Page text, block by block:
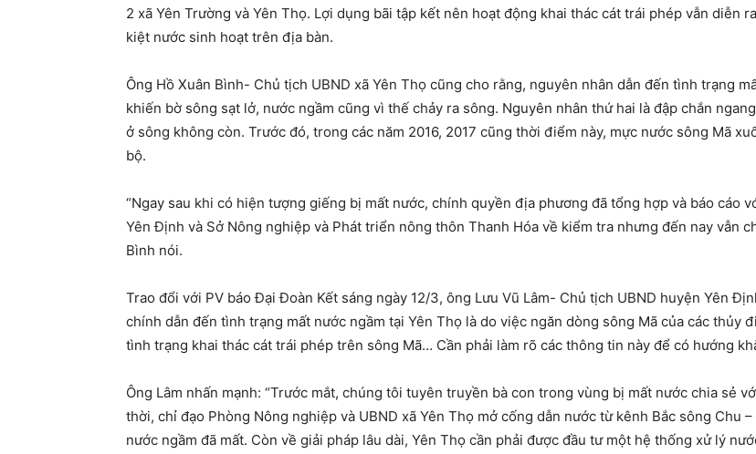
2 xã Yên Trường và Yên Thọ. Lợi dụng bãi tập kết nên hoạt động khai thác cát trái phép vẫn diễn
kiệt nước sinh hoạt trên địa bàn.
Ông Hồ Xuân Bình- Chủ tịch UBND xã Yên Thọ cũng cho rằng, nguyên nhân dẫn đến tình trạng
khiến bờ sông sạt lở, nước ngầm cũng vì thế chảy ra sông. Nguyên nhân thứ hai là đập chắn
ở sông không còn. Trước đó, trong các năm 2016, 2017 cũng thời điểm này, mực nước sông Mã
bộ.
“Ngay sau khi có hiện tượng giếng bị mất nước, chính quyền địa phương đã tổng hợp và báo cáo
Yên Định và Sở Nông nghiệp và Phát triển nông thôn Thanh Hóa về kiểm tra nhưng đến nay vẫn
Bình nói.
Trao đổi với PV báo Đại Đoàn Kết sáng ngày 12/3, ông Lưu Vũ Lâm- Chủ tịch UBND huyện Yên
chính dẫn đến tình trạng mất nước ngầm tại Yên Thọ là do việc ngăn dòng sông Mã của các thủy
tình trạng khai thác cát trái phép trên sông Mã… Cần phải làm rõ các thông tin này để có hướng
Ông Lâm nhấn mạnh: “Trước mắt, chúng tôi tuyên truyền bà con trong vùng bị mất nước chia sẻ
thời, chỉ đạo Phòng Nông nghiệp và UBND xã Yên Thọ mở cống dẫn nước từ kênh Bắc sông Chu
nước ngầm đã mất. Còn về giải pháp lâu dài, Yên Thọ cần phải được đầu tư một hệ thống xử lý